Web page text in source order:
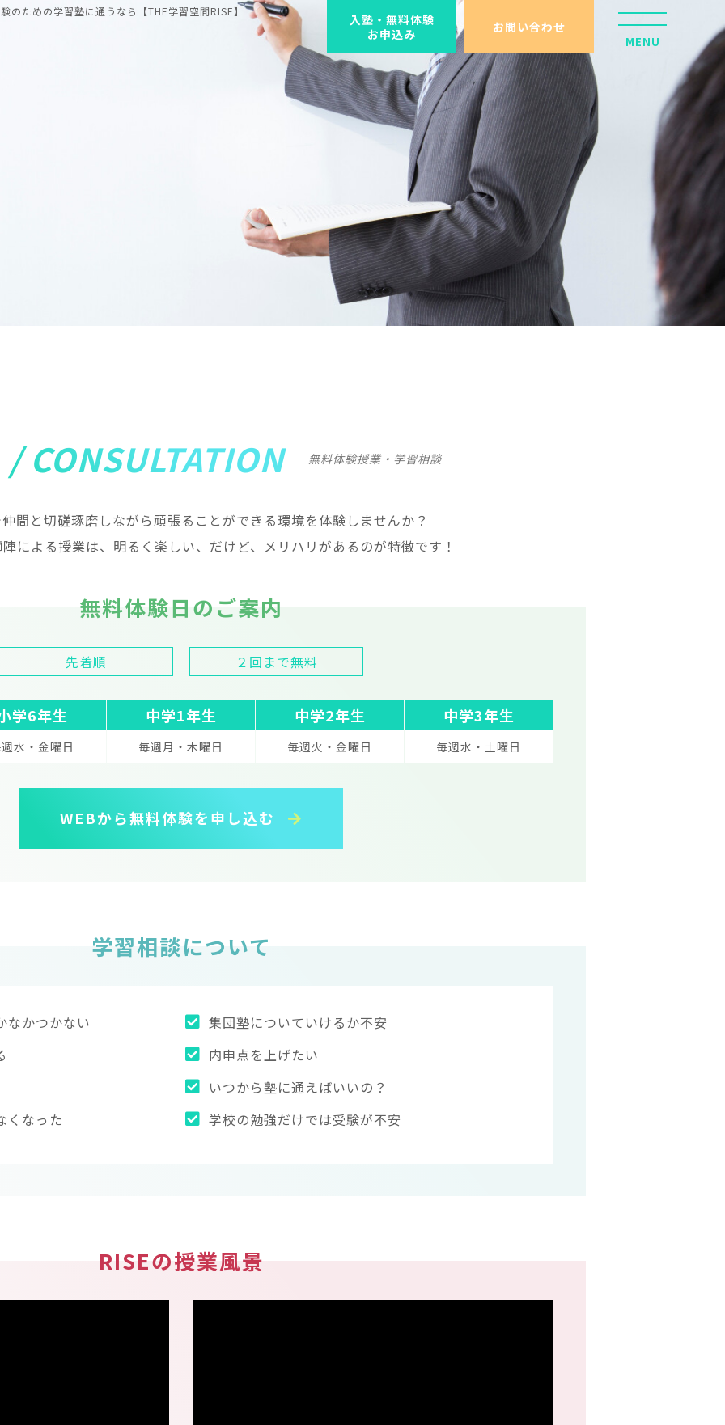
のための学習塾に通うなら【THE学習空間RISE】
入塾・無料体験
お申込み
お問い合わせ
MENU
CONSULTATION 無料体験授業・学習相談
間と切磋琢磨しながら頑張ることができる環境を体験しませんか？
による授業は、明るく楽しい、だけど、メリハリがあるのが特徴です！
無料体験日のご案内
先着順 ２回まで無料
学6年生
水・金曜日
中学1年生
毎週月・木曜日
中学2年生
毎週火・金曜日
中学3年生
毎週水・土曜日
WEBから無料体験を申し込む
学習相談について
なかつかない
集団塾についていけるか不安
内申点を上げたい
いつから塾に通えばいいの？
くなった
学校の勉強だけでは受験が不安
RISEの授業風景